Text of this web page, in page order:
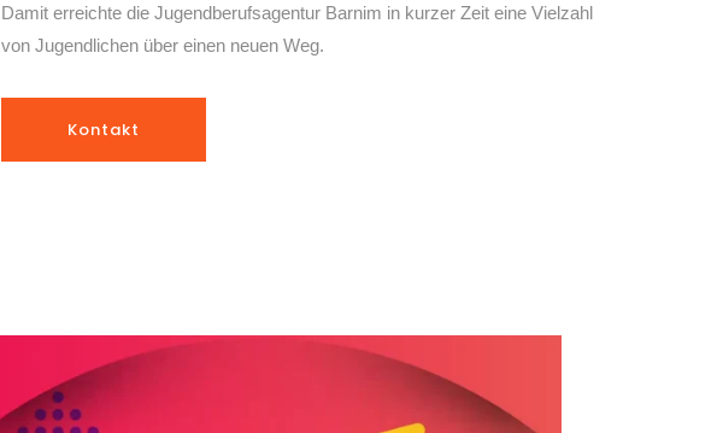
Damit erreichte die Jugendberufsagentur Barnim in kurzer Zeit eine Vielzahl
von Jugendlichen über einen neuen Weg.
Kontakt